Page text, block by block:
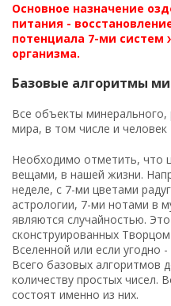
Основное назначение
питания -
потенциала 7-ми систем
организма.
Базовые алгоритмы
Все объекты
мира, в том числе и человек
Необходимо отметить, что
вещами, в нашей жизни.
неделе, с 7-ми цветами
астрологии, 7-ми нотами в
являются случайностью.
сконструированных
Вселенной или если
Всего базовых алгоритмов
количеству простых чисел.
состоят именно из них.